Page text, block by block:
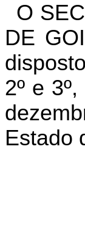
O
DE
2º e
Estado